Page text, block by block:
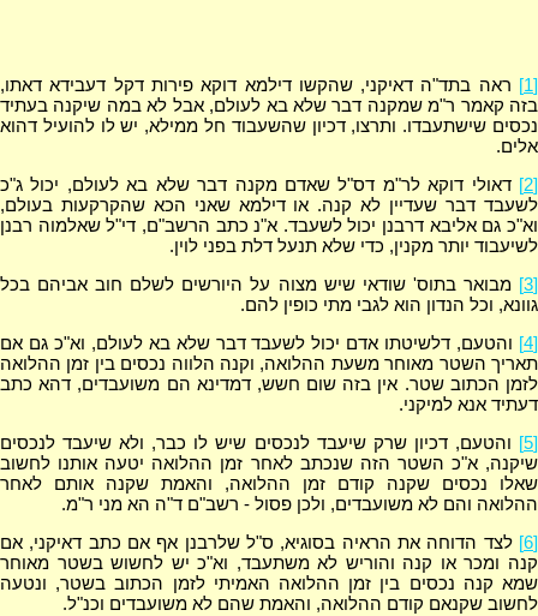
[1]
ראה בתד"ה דאיקני, שהקשו דילמא דוקא פירות דקל דעבידא דאתו,
בזה קאמר ר"מ שמקנה דבר שלא בא לעולם, אבל לא במה שיקנה בעתיד
נכסים שישתעבדו. ותרצו, דכיון שהשעבוד חל ממילא, יש לו להועיל דהוא
אלים.
[2]
דאולי דוקא לר"מ דס"ל שאדם מקנה דבר שלא בא לעולם, יכול ג"כ
לשעבד דבר שעדיין לא קנה. או דילמא שאני הכא שהקרקעות בעולם,
וא"כ גם אליבא דרבנן יכול לשעבד. א"נ כתב הרשב"ם, די"ל שאלמוה רבנן
לשיעבוד יותר מקנין, כדי שלא תנעל דלת בפני לוין.
[3]
מבואר בתוס' שודאי שיש מצוה על היורשים לשלם חוב אביהם בכל
גוונא, וכל הנדון הוא לגבי מתי כופין להם.
[4]
והטעם, דלשיטתו אדם יכול לשעבד דבר שלא בא לעולם, וא"כ גם אם
תאריך השטר מאוחר משעת ההלואה, וקנה הלווה נכסים בין זמן ההלואה
לזמן הכתוב שטר. אין בזה שום חשש, דמדינא הם משועבדים, דהא כתב
דעתיד אנא למיקני.
[5]
והטעם, דכיון שרק שיעבד לנכסים שיש לו כבר, ולא שיעבד לנכסים
שיקנה, א"כ השטר הזה שנכתב לאחר זמן ההלואה יטעה אותנו לחשוב
שאלו נכסים שקנה קודם זמן ההלואה, והאמת שקנה אותם לאחר
ההלואה והם לא משועבדים, ולכן פסול - רשב"ם ד"ה הא מני ר"מ.
[6]
לצד הדוחה את הראיה בסוגיא, ס"ל שלרבנן אף אם כתב דאיקני, אם
קנה ומכר או קנה והוריש לא משתעבד, וא"כ יש לחשוש בשטר מאוחר
שמא קנה נכסים בין זמן ההלואה האמיתי לזמן הכתוב בשטר, ונטעה
לחשוב שקנאם קודם ההלואה, והאמת שהם לא משועבדים וכנ"ל.